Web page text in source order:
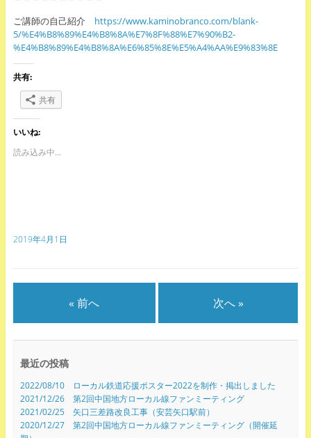
ご講師の自己紹介 https://www.kaminobranco.com/blank-
5/%E4%B8%89%E4%B8%8A%E7%8F%88%E7%90%B2-
%E4%B8%89%E4%B8%8A%E6%85%8E%E5%A4%AA%E9%83%8E
共有:
共有
いいね:
読み込み中...
2019年4月1日
« 前へ 次へ »
最近の投稿
2022/08/10 ローカル鉄道応援ポスター2022を制作・掲出しました
2021/12/26 第2回中国地方ローカル線ファンミーティング
2021/02/25 矢口三差路改良工事（安芸矢口駅前）
2020/12/27 第2回中国地方ローカル線ファンミーティング（開催延